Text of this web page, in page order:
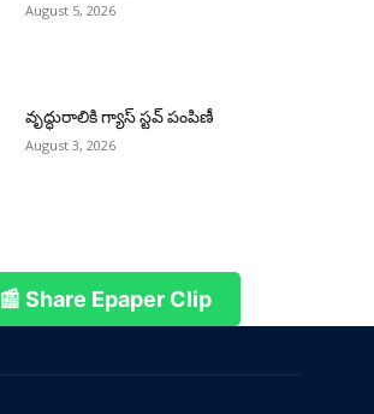
August 5, 2026
వృద్ధురాలికి గ్యాస్ స్టవ్ పంపిణీ
August 3, 2026
📰 Share Epaper Clip